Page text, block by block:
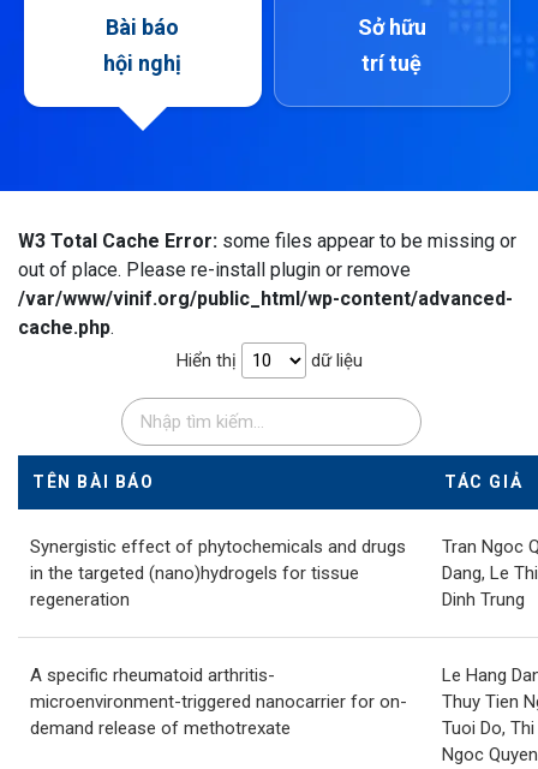
Bài báo
hội nghị
Sở hữu
trí tuệ
W3 Total Cache Error: some files appear to be missing or
out of place. Please re-install plugin or remove
/var/www/vinif.org/public_html/wp-content/advanced-
cache.php.
Hiển thị dữ liệu
TÊN BÀI BÁO TÁC GIẢ
Synergistic effect of phytochemicals and drugs
in the targeted (nano)hydrogels for tissue
regeneration
Tran Ngoc
Dang, Le
Dinh Trung
A specific rheumatoid arthritis-
microenvironment-triggered nanocarrier for on-
demand release of methotrexate
Le Hang
Thuy Tien
Tuoi Do,
Ngoc